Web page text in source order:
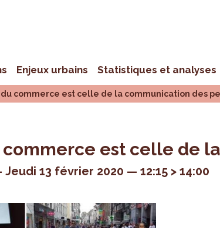
Enjeux urbains Statistiques et analyses
du commerce est celle de la communication des
est celle de
Jeudi 13 février 2020 12:15 > 14:00